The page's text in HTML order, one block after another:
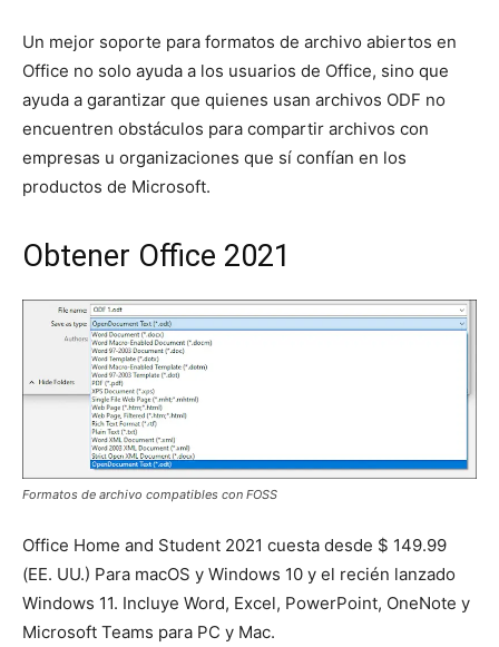
Un mejor soporte para formatos de archivo abiertos en
Office no solo ayuda a los usuarios de Office, sino que
ayuda a garantizar que quienes usan archivos ODF no
encuentren obstáculos para compartir archivos con
empresas u organizaciones que sí confían en los
productos de Microsoft.
Obtener Office 2021
Formatos de archivo compatibles con FOSS
Office Home and Student 2021 cuesta desde $ 149.99
(EE. UU.) Para macOS y Windows 10 y el recién lanzado
Windows 11. Incluye Word, Excel, PowerPoint, OneNote y
Microsoft Teams para PC y Mac.